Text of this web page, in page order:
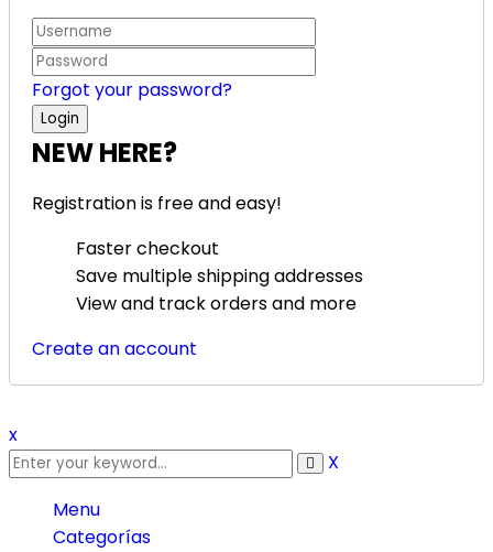
Forgot your password?
NEW HERE?
Registration is free and easy!
Faster checkout
Save multiple shipping addresses
View and track orders and more
Create an account
x
X
Menu
Categorías